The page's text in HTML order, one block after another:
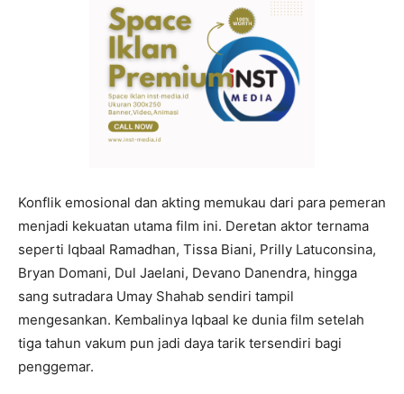
Konflik emosional dan akting memukau dari para pemeran
menjadi kekuatan utama film ini. Deretan aktor ternama
seperti Iqbaal Ramadhan, Tissa Biani, Prilly Latuconsina,
Bryan Domani, Dul Jaelani, Devano Danendra, hingga
sang sutradara Umay Shahab sendiri tampil
mengesankan. Kembalinya Iqbaal ke dunia film setelah
tiga tahun vakum pun jadi daya tarik tersendiri bagi
penggemar.